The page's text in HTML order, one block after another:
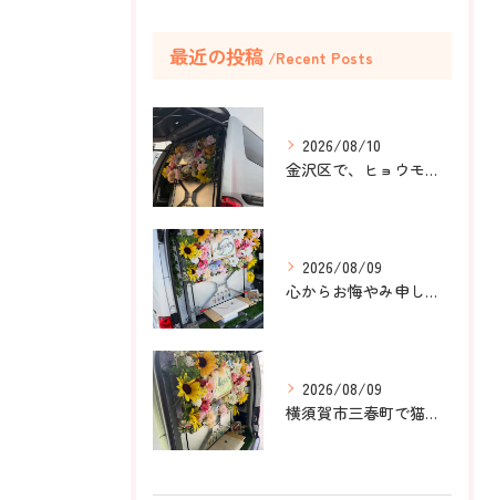
最近の投稿 Recent Posts
2026/08/10
金沢区で、ヒョウモントカゲモドキのラテちゃんのペット火葬のお...
2026/08/09
心からお悔やみ申し上げます。
2026/08/09
横須賀市三春町で猫ちゃんのペット葬儀、ペット火葬をお手伝いさ...